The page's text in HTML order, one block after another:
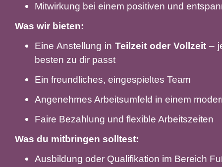
Mitwirkung bei einem positiven und
Was wir bieten:
Eine Anstellung in Teilzeit oder Vollzeit –
besten zu dir passt
Ein freundliches, eingespieltes Team
Angenehmes Arbeitsumfeld in einem
Faire Bezahlung und flexible Arbeitszeiten
Was du mitbringen solltest:
Ausbildung oder Qualifikation im Bereich